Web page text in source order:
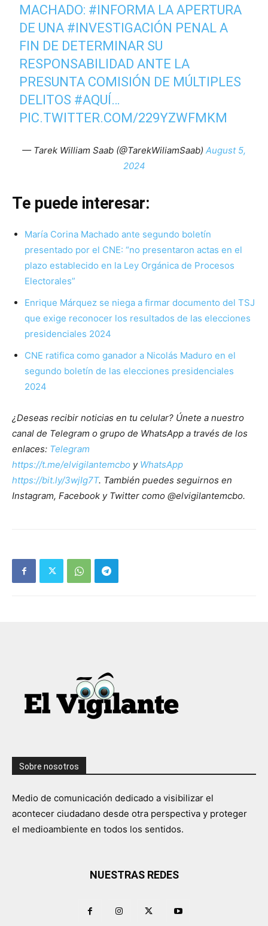
MACHADO: #INFORMA LA APERTURA
DE UNA #INVESTIGACIÓN PENAL A
FIN DE DETERMINAR SU
RESPONSABILIDAD ANTE LA
PRESUNTA COMISIÓN DE MÚLTIPLES
DELITOS #AQUÍ…
PIC.TWITTER.COM/229YZWFMKM
— Tarek William Saab (@TarekWiliamSaab) August 5,
2024
Te puede interesar:
María Corina Machado ante segundo boletín
presentado por el CNE: “no presentaron actas en el
plazo establecido en la Ley Orgánica de Procesos
Electorales”
Enrique Márquez se niega a firmar documento del TSJ
que exige reconocer los resultados de las elecciones
presidenciales 2024
CNE ratifica como ganador a Nicolás Maduro en el
segundo boletín de las elecciones presidenciales
2024
¿Deseas recibir noticias en tu celular? Únete a nuestro
canal de Telegram o grupo de WhatsApp a través de los
enlaces: Telegram
https://t.me/elvigilantemcbo y WhatsApp
https://bit.ly/3wjIg7T. También puedes seguirnos en
Instagram, Facebook y Twitter como @elvigilantemcbo.
Sobre nosotros
Medio de comunicación dedicado a visibilizar el
acontecer ciudadano desde otra perspectiva y proteger
el medioambiente en todos los sentidos.
NUESTRAS REDES